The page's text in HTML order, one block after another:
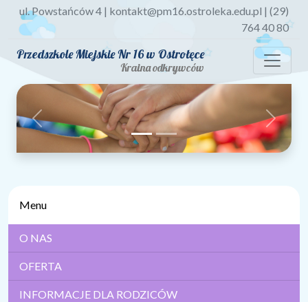
ul. Powstańców 4 | kontakt@pm16.ostroleka.edu.pl | (29)
764 40 80
Przedszkole Miejskie Nr 16 w Ostrołęce
Kraina odkrywców
Previous Next
Menu
O NAS
OFERTA
INFORMACJE DLA RODZICÓW